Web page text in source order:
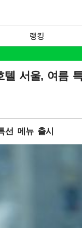
랭킹
서울, 여름
선 메뉴 출시